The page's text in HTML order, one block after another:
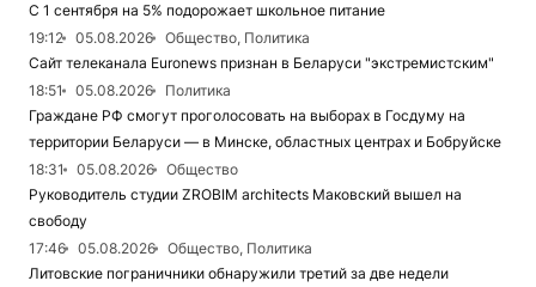
С 1 сентября на 5% подорожает школьное питание
19:12
05.08.2026
Общество, Политика
Сайт телеканала Euronews признан в Беларуси "экстремистским"
18:51
05.08.2026
Политика
Граждане РФ смогут проголосовать на выборах в Госдуму на
территории Беларуси — в Минске, областных центрах и Бобруйске
18:31
05.08.2026
Общество
Руководитель студии ZROBIM architects Маковский вышел на
свободу
17:46
05.08.2026
Общество, Политика
Литовские пограничники обнаружили третий за две недели